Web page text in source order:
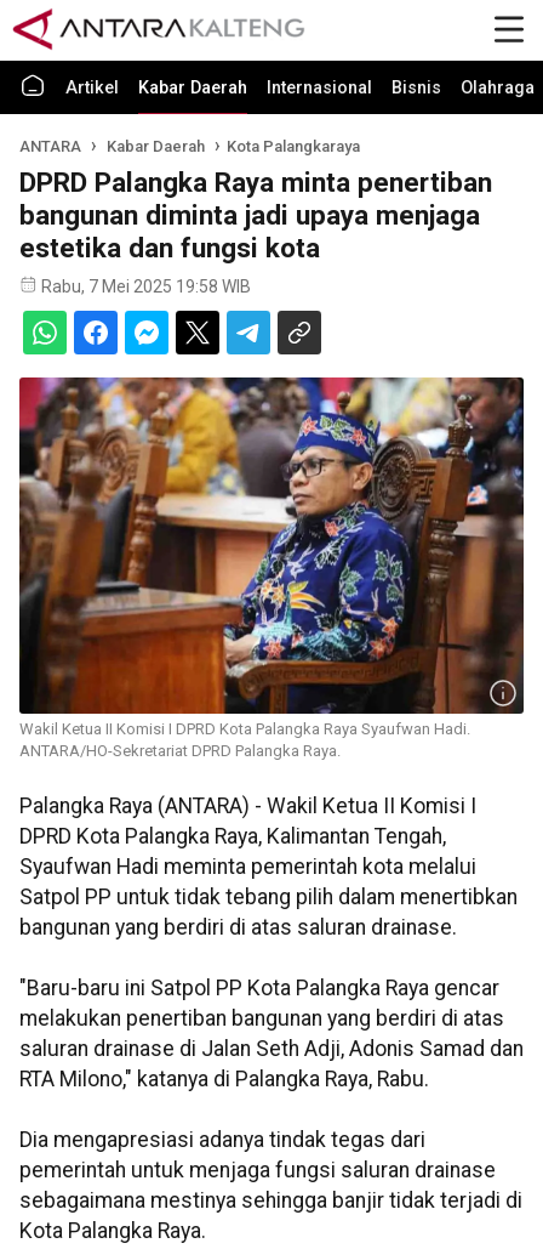
Artikel Kabar Daerah Internasional Bisnis Olahraga
ANTARA Kabar Daerah Kota Palangkaraya
DPRD Palangka Raya minta penertiban
bangunan diminta jadi upaya menjaga
estetika dan fungsi kota
Rabu, 7 Mei 2025 19:58 WIB
Wakil Ketua II Komisi I DPRD Kota Palangka Raya Syaufwan Hadi.
ANTARA/HO-Sekretariat DPRD Palangka Raya.
Palangka Raya (ANTARA) - Wakil Ketua II Komisi I
DPRD Kota Palangka Raya, Kalimantan Tengah,
Syaufwan Hadi meminta pemerintah kota melalui
Satpol PP untuk tidak tebang pilih dalam menertibkan
bangunan yang berdiri di atas saluran drainase.
"Baru-baru ini Satpol PP Kota Palangka Raya gencar
melakukan penertiban bangunan yang berdiri di atas
saluran drainase di Jalan Seth Adji, Adonis Samad dan
RTA Milono," katanya di Palangka Raya, Rabu.
Dia mengapresiasi adanya tindak tegas dari
pemerintah untuk menjaga fungsi saluran drainase
sebagaimana mestinya sehingga banjir tidak terjadi di
Kota Palangka Raya.